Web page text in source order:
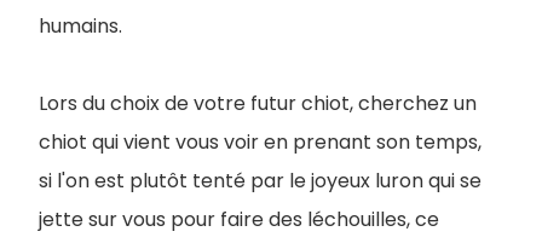
humains.
Lors du choix de votre futur chiot, cherchez un
chiot qui vient vous voir en prenant son temps,
si l'on est plutôt tenté par le joyeux luron qui se
jette sur vous pour faire des léchouilles, ce